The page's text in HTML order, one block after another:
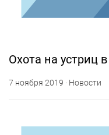
Охота на устриц
7 ноября 2019 · Новости